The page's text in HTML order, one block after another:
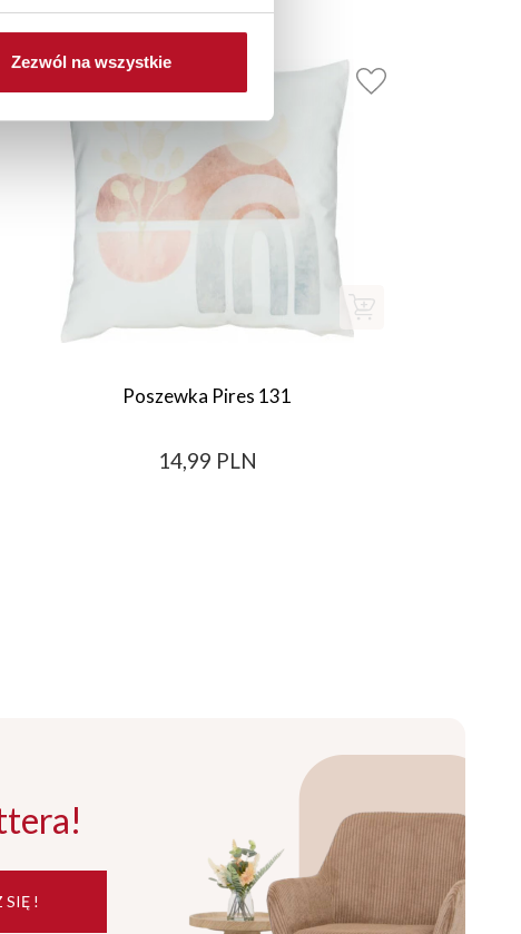
Zezwól na wszystkie
Poszewka Pires 131
14,99 PLN
SIĘ !